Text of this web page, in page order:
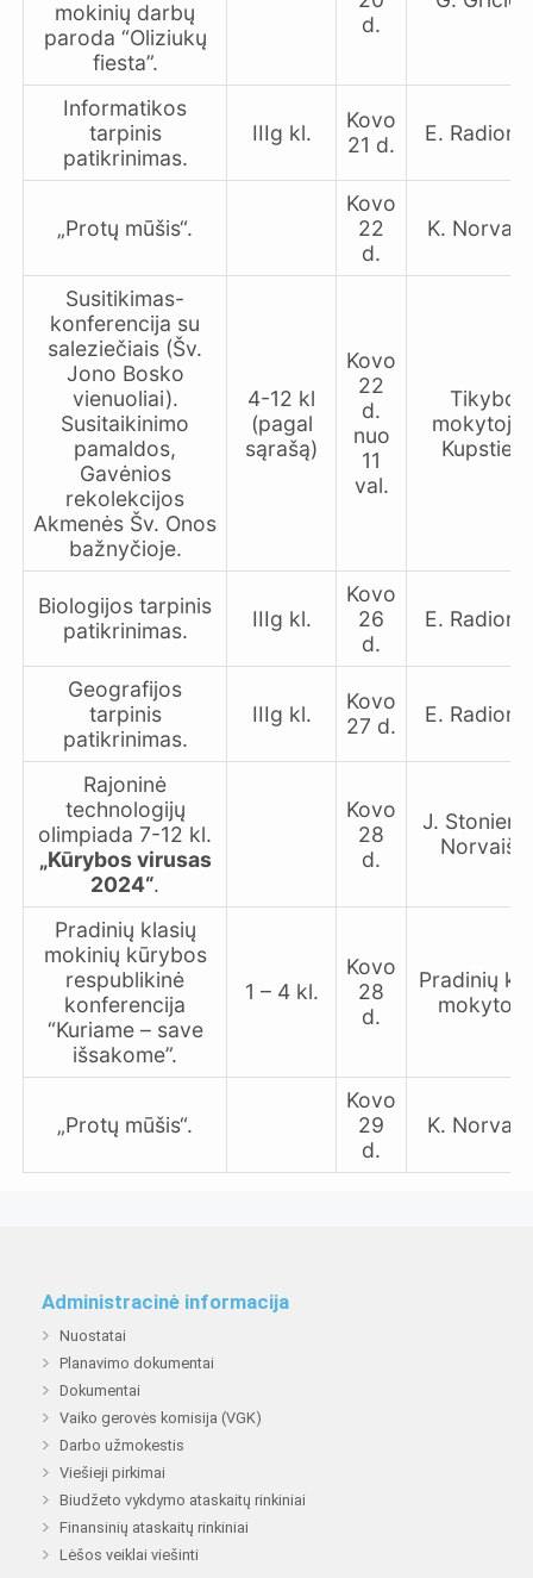
mokinių darbų
paroda “Oliziukų
fiesta”.
d.
Informatikos
tarpinis
patikrinimas.
IIIg kl.
Kovo
21 d.
E.
„Protų mūšis“.
Kovo
22
d.
K.
Susitikimas-
konferencija su
saleziečiais (Šv.
Jono Bosko
vienuoliai).
Susitaikinimo
pamaldos,
Gavėnios
rekolekcijos
Akmenės Šv. Onos
bažnyčioje.
4-12 kl
(pagal
sąrašą)
Kovo
22
d.
nuo
11
val.
Tikybos
mokytoja
Biologijos tarpinis
patikrinimas.
IIIg kl.
Kovo
26
d.
E.
Geografijos
tarpinis
patikrinimas.
IIIg kl.
Kovo
27 d.
E.
Rajoninė
technologijų
olimpiada 7-12 kl.
„Kūrybos virusas
2024“.
Kovo
28
d.
J.
Pradinių klasių
mokinių kūrybos
respublikinė
konferencija
“Kuriame – save
išsakome”.
1 – 4 kl.
Kovo
28
d.
Pradinių
„Protų mūšis“.
Kovo
29
d.
K.
Administracinė informacija
Nuostatai
Planavimo dokumentai
Dokumentai
Vaiko gerovės komisija (VGK)
Darbo užmokestis
Viešieji pirkimai
Biudžeto vykdymo ataskaitų rinkiniai
Finansinių ataskaitų rinkiniai
Lėšos veiklai viešinti